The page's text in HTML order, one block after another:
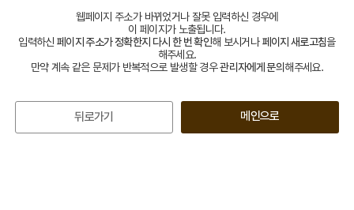
웹페이지 주소가 바뀌었거나 잘못 입력하신 경우에
이 페이지가 노출됩니다.
입력하신페이지 주소가 정확한지 다시 한 번 확인해 보시거나페이지 새로고침을
해주세요.
만약 계속 같은 문제가 반복적으로 발생할 경우관리자에게 문의 해주세요.
뒤로가기 메인으로